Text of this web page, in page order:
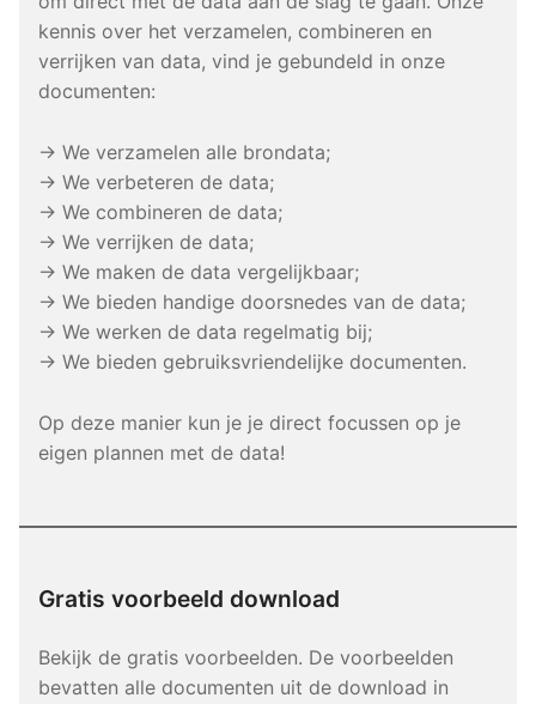
kennis over het verzamelen, combineren en
verrijken van data, vind je gebundeld in onze
documenten:
→ We verzamelen alle brondata;
→ We verbeteren de data;
→ We combineren de data;
→ We verrijken de data;
→ We maken de data vergelijkbaar;
→ We bieden handige doorsnedes van de data;
→ We werken de data regelmatig bij;
→ We bieden gebruiksvriendelijke documenten.
Op deze manier kun je je direct focussen op je
eigen plannen met de data!
Gratis voorbeeld download
Bekijk de gratis voorbeelden. De voorbeelden
bevatten alle documenten uit de download in